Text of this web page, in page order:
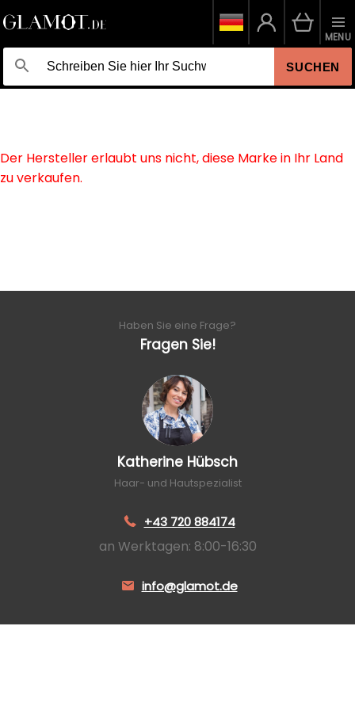
SUCHEN
MENU
Der Hersteller erlaubt uns nicht, diese Marke in Ihr Land
zu verkaufen.
Haben Sie eine Frage?
Fragen Sie!
Katherine Hübsch
Haar- und Hautspezialist
+43 720 884174
an Werktagen: 8:00-16:30
info@glamot.de